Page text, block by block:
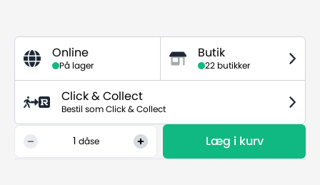
Online
På lager
Butik
22 butikker
Click & Collect
Bestil som Click & Collect
dåse Læg i kurv